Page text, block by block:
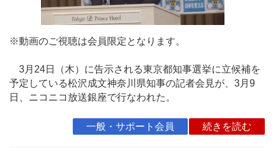
※動画のご視聴は会員限定となります。
3月24日（木）に告示される東京都知事選挙に立候補を
予定している松沢成文神奈川県知事の記者会見が、3月9
日、ニコニコ放送銀座で行なわれた。
一般・サポート会員 続きを読む